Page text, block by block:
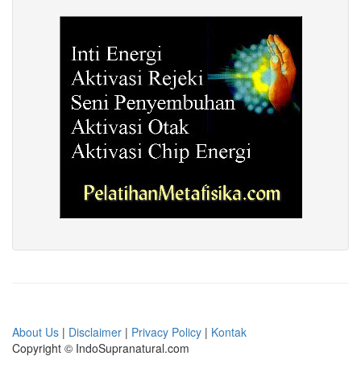
About Us | Disclaimer | Privacy Policy | Kontak
Copyright © IndoSupranatural.com